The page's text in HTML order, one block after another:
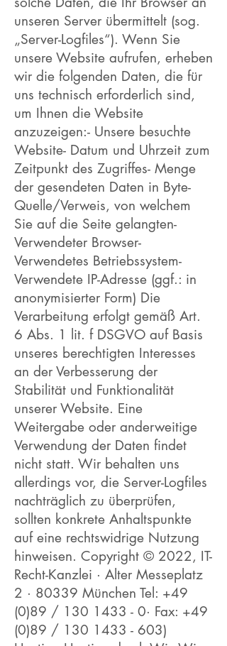
unseren Server übermittelt (sog.
„Server-Logfiles“). Wenn Sie
unsere Website aufrufen, erheben
wir die folgenden Daten, die für
uns technisch erforderlich sind,
um Ihnen die Website
anzuzeigen:- Unsere besuchte
Website- Datum und Uhrzeit zum
Zeitpunkt des Zugriffes- Menge
der gesendeten Daten in Byte-
Quelle/Verweis, von welchem
Sie auf die Seite gelangten-
Verwendeter Browser-
Verwendetes Betriebssystem-
Verwendete IP-Adresse (ggf.: in
anonymisierter Form) Die
Verarbeitung erfolgt gemäß Art.
6 Abs. 1 lit. f DSGVO auf Basis
unseres berechtigten Interesses
an der Verbesserung der
Stabilität und Funktionalität
unserer Website. Eine
Weitergabe oder anderweitige
Verwendung der Daten findet
nicht statt. Wir behalten uns
allerdings vor, die Server-Logfiles
nachträglich zu überprüfen,
sollten konkrete Anhaltspunkte
auf eine rechtswidrige Nutzung
hinweisen. Copyright © 2022, IT-
Recht-Kanzlei · Alter Messeplatz
2 · 80339 München Tel: +49
(0)89 / 130 1433 - 0· Fax: +49
(0)89 / 130 1433 - 603)